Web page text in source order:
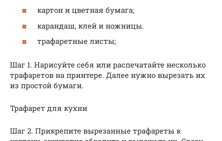
картон и цветная бумага;
карандаш, клей и ножницы.
трафаретные листы;
Шаг 1. Нарисуйте себя или распечатайте несколько
трафаретов на принтере. Далее нужно вырезать их
из простой бумаги.
Трафарет для кухни
Шаг 2. Прикрепите вырезанные трафареты к